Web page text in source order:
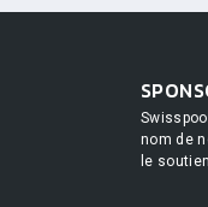
nom de
le soutien